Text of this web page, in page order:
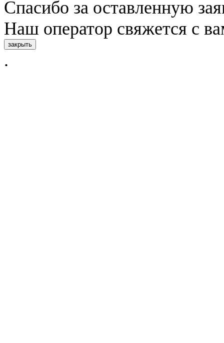
Спасибо за оставленную
Наш оператор свяжется с
закрыть
.